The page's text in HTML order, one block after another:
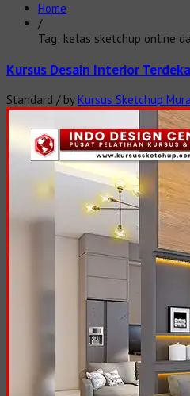
Home
/
Tag: kelas sketchup online
Kursus Desain Interior
Standard / byKursus Sketchup